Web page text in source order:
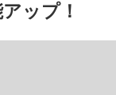
ップ！